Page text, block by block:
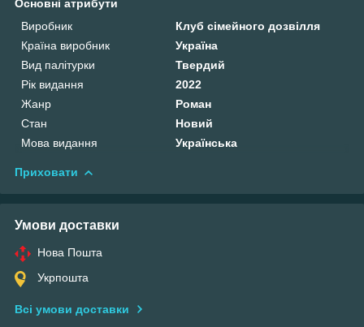
Основні атрибути
Виробник
Клуб сімейного дозвілля
Країна виробник
Україна
Вид палітурки
Твердий
Рік видання
2022
Жанр
Роман
Стан
Новий
Мова видання
Українська
Приховати
Умови доставки
Нова Пошта
Укрпошта
Всі умови доставки